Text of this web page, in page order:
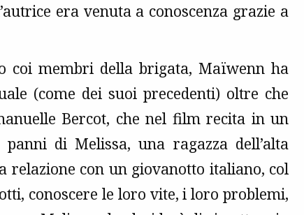
era venuta a conoscenza grazie a
coi membri della brigata, Maïwenn ha
(come dei suoi precedenti) oltre che
Bercot, che nel film recita in un
di Melissa, una ragazza dell’alta
relazione con un giovanotto italiano, col
conoscere le loro vite, i loro problemi,